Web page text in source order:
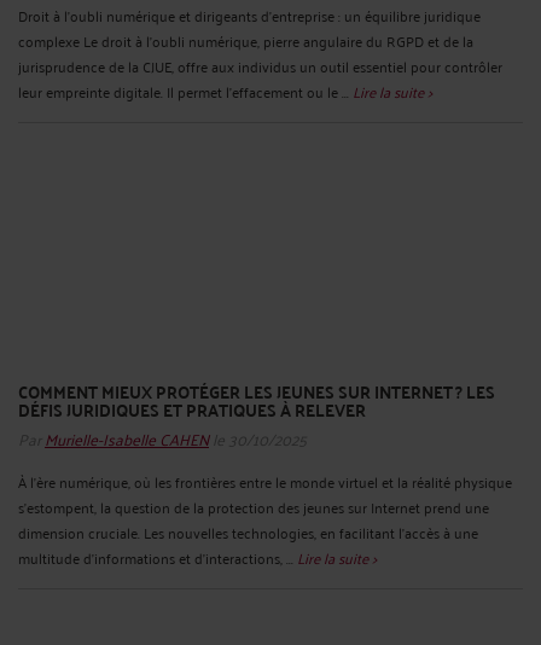
Droit à l’oubli numérique et dirigeants d’entreprise : un équilibre juridique
complexe Le droit à l’oubli numérique, pierre angulaire du RGPD et de la
jurisprudence de la CJUE, offre aux individus un outil essentiel pour contrôler
leur empreinte digitale. Il permet l’effacement ou le ... Lire la suite >
COMMENT MIEUX PROTÉGER LES JEUNES SUR INTERNET ? LES
DÉFIS JURIDIQUES ET PRATIQUES À RELEVER
Par Murielle-Isabelle CAHENle 30/10/2025
À l'ère numérique, où les frontières entre le monde virtuel et la réalité physique
s'estompent, la question de la protection des jeunes sur Internet prend une
dimension cruciale. Les nouvelles technologies, en facilitant l'accès à une
multitude d'informations et d'interactions, ... Lire la suite >